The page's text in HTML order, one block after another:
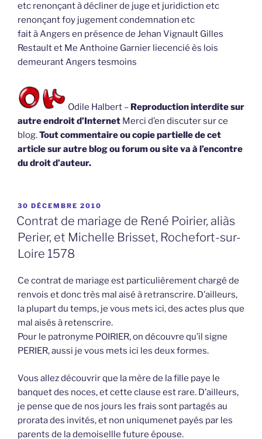
etc renonçant à décliner de juge et juridiction etc
renonçant foy jugement condemnation etc
fait à Angers en présence de Jehan Vignault Gilles
Restault et Me Anthoine Garnier liecencié ès lois
demeurant Angers tesmoins
Odile Halbert – Reproduction interdite sur
autre endroit d’Internet Merci d’en discuter sur ce
blog.Tout commentaire ou copie partielle de cet
article sur autre blog ou forum ou site va à l’encontre
du droit d’auteur.
PUBLIÉ
LE
30 DÉCEMBRE 2010
Contrat de mariage de René Poirier, aliàs
Perier, et Michelle Brisset, Rochefort-sur-
Loire 1578
Ce contrat de mariage est particulièrement chargé de
renvois et donc très mal aisé à retranscrire. D’ailleurs,
la plupart du temps, je vous mets ici, des actes plus que
mal aisés à retenscrire.
Pour le patronyme POIRIER, on découvre qu’il signe
PERIER, aussi je vous mets ici les deux formes.
Vous allez découvrir que la mère de la fille paye le
banquet des noces, et cette clause est rare. D’ailleurs,
je pense que de nos jours les frais sont partagés au
prorata des invités, et non uniqumenet payés par les
parents de la demoisellle future épouse.